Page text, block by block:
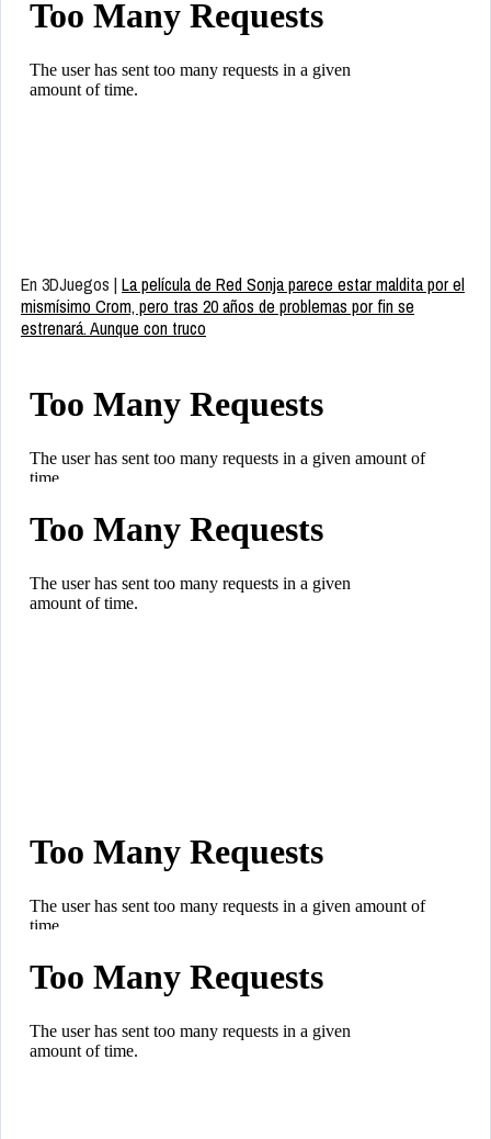
En 3DJuegos | La película de Red Sonja parece estar maldita por el
mismísimo Crom, pero tras 20 años de problemas por fin se
estrenará. Aunque con truco